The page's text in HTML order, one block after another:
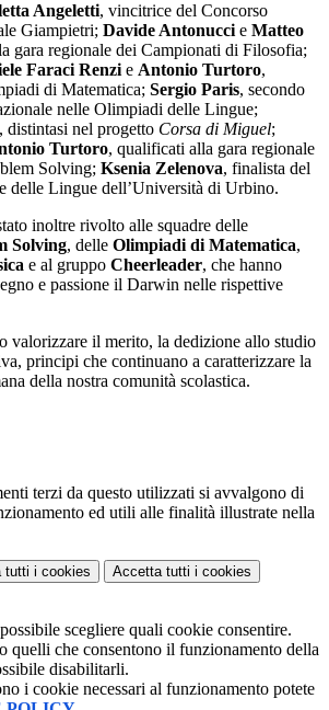
Angeletti, vincitrice del Concorso
Giampietri; Davide Antonucci e Matteo
gara regionale dei Campionati di Filosofia;
Faraci Renzi e Antonio Turtoro,
di Matematica; Sergio Paris, secondo
nelle Olimpiadi delle Lingue;
, distintasi nel progetto Corsa di Miguel;
Turtoro, qualificati alla gara regionale
Solving; Ksenia Zelenova, finalista del
delle Lingue dell’Università di Urbino.
inoltre rivolto alle squadre delle
Solving, delle Olimpiadi di Matematica,
e al gruppo Cheerleader, che hanno
e passione il Darwin nelle rispettive
valorizzare il merito, la dedizione allo studio
principi che continuano a caratterizzare la
della nostra comunità scolastica.
terzi da questo utilizzati si avvalgono di
ed utili alle finalità illustrate nella
tutti i cookies Accetta tutti i cookies
scegliere quali cookie consentire.
quelli che consentono il funzionamento della
disabilitarli.
i cookie necessari al funzionamento potete